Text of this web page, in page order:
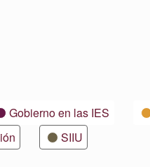
Gobierno en las IES
SIIU